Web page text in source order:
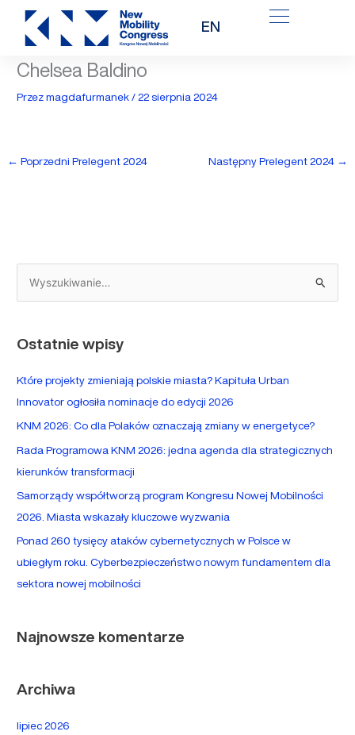
Przejdź
treści
EN
Chelsea Baldino
Przezmagdafurmanek/22 sierpnia 2024
← Poprzedni Prelegent 2024 Następny Prelegent 2024 →
z
k
l
a
:
Ostatnie wpisy
Które projekty zmieniają polskie miasta? Kapituła Urban
Innovator ogłosiła nominacje do edycji 2026
KNM 2026: Co dla Polaków oznaczają zmiany w energetyce?
Rada Programowa KNM 2026: jedna agenda dla strategicznych
kierunków transformacji
Samorządy współtworzą program Kongresu Nowej Mobilności
2026. Miasta wskazały kluczowe wyzwania
Ponad 260 tysięcy ataków cybernetycznych w Polsce w
ubiegłym roku. Cyberbezpieczeństwo nowym fundamentem dla
sektora nowej mobilności
Najnowsze komentarze
Archiwa
lipiec 2026